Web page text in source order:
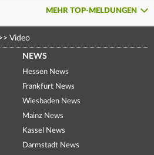
MEHR TOP-MELDUNGEN
Video
NEWS
Hessen News
Frankfurt News
Wiesbaden News
Mainz News
Kassel News
Darmstadt News